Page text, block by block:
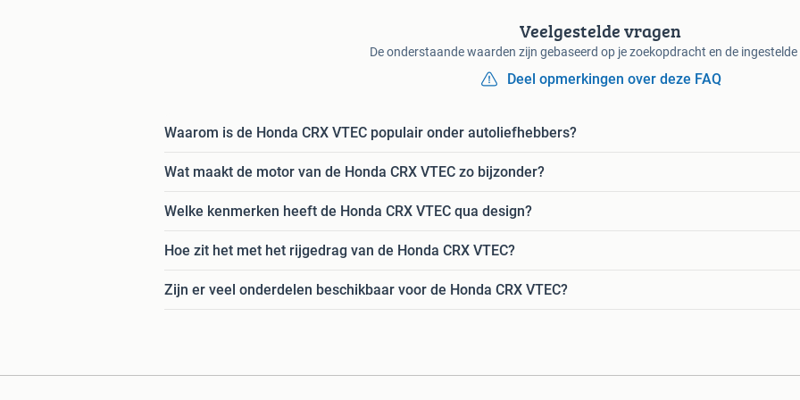
Veelgestelde vragen
De onderstaande waarden zijn gebaseerd op je zoekopdracht en de
Deel opmerkingen over deze FAQ
Waarom is de Honda CRX VTEC populair onder autoliefhebbers?
Wat maakt de motor van de Honda CRX VTEC zo bijzonder?
Welke kenmerken heeft de Honda CRX VTEC qua design?
Hoe zit het met het rijgedrag van de Honda CRX VTEC?
Zijn er veel onderdelen beschikbaar voor de Honda CRX VTEC?